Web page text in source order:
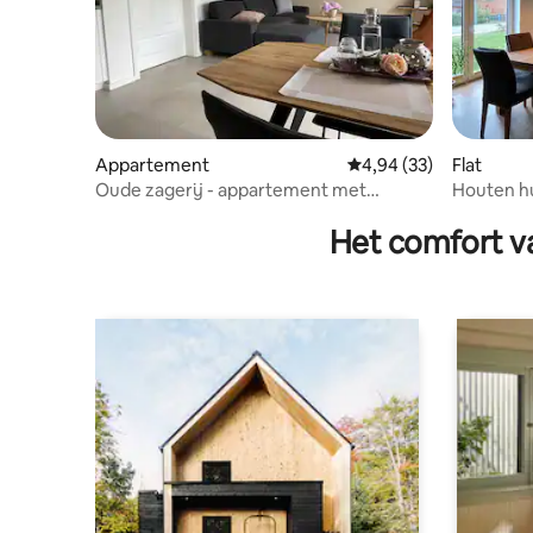
Appartement Gemiddelde
4,94 (33)
Oude zagerij - appartement met
Flat
Houten
Het comfort